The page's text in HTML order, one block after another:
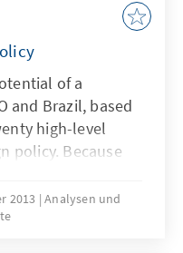
of a
and Brazil, based
high-level
policy. Because
and since Brazil
in global
2013
Analysen und